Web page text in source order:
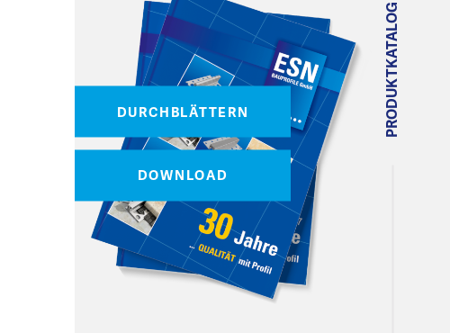
PRODUKTKATALOG
DURCHBLÄTTERN
DOWNLOAD